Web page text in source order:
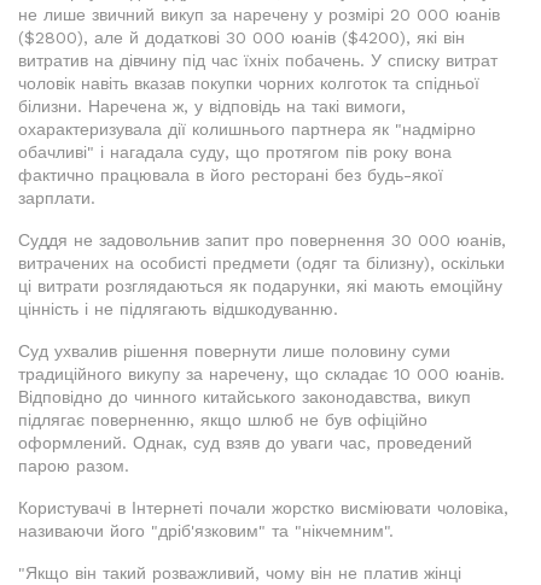
не лише звичний викуп за наречену у розмірі 20 000 юанів
($2800), але й додаткові 30 000 юанів ($4200), які він
витратив на дівчину під час їхніх побачень. У списку витрат
чоловік навіть вказав покупки чорних колготок та спідньої
білизни. Наречена ж, у відповідь на такі вимоги,
охарактеризувала дії колишнього партнера як "надмірно
обачливі" і нагадала суду, що протягом пів року вона
фактично працювала в його ресторані без будь-якої
зарплати.
Суддя не задовольнив запит про повернення 30 000 юанів,
витрачених на особисті предмети (одяг та білизну), оскільки
ці витрати розглядаються як подарунки, які мають емоційну
цінність і не підлягають відшкодуванню.
Суд ухвалив рішення повернути лише половину суми
традиційного викупу за наречену, що складає 10 000 юанів.
Відповідно до чинного китайського законодавства, викуп
підлягає поверненню, якщо шлюб не був офіційно
оформлений. Однак, суд взяв до уваги час, проведений
парою разом.
Користувачі в Інтернеті почали жорстко висміювати чоловіка,
називаючи його "дріб'язковим" та "нікчемним".
"Якщо він такий розважливий, чому він не платив жінці